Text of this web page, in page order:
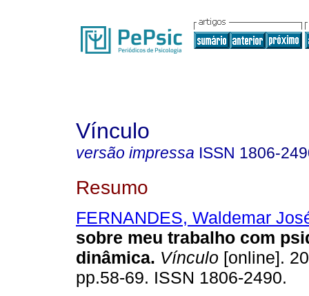
Vínculo
versão impressa ISSN 1806-
Resumo
FERNANDES, Waldemar
sobre meu trabalho com
dinâmica. Vínculo [online].
pp.58-69. ISSN 1806-2490.